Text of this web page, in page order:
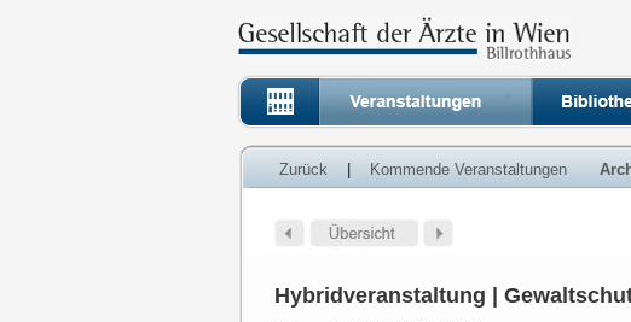
Zurück Kommende Veranstaltungen
Hybridveranstaltung |